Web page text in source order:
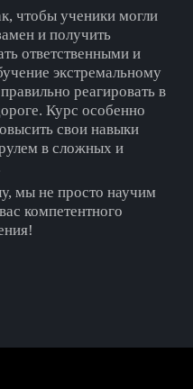
чтобы ученики могли
и получить
ответственными и
экстремальному
реагировать в
Курс особенно
свои навыки
в сложных и
мы не просто научим
компетентного